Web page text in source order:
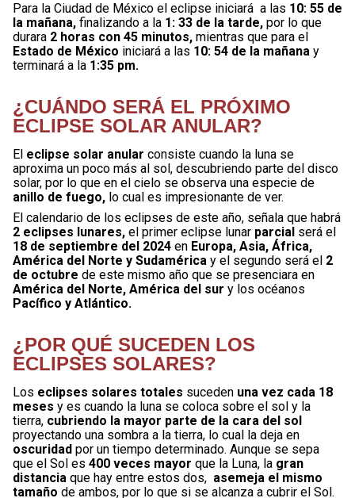
Para la Ciudad de México el eclipse iniciará a las 10: 55 de
la mañana, finalizando a la 1: 33 de la tarde, por lo que
durara 2 horas con 45 minutos, mientras que para el
Estado de México iniciará a las 10: 54 de la mañana y
terminará a la 1:35 pm.
¿CUÁNDO SERÁ EL PRÓXIMO
ECLIPSE SOLAR ANULAR?
El eclipse solar anular consiste cuando la luna se
aproxima un poco más al sol, descubriendo parte del disco
solar, por lo que en el cielo se observa una especie de
anillo de fuego, lo cual es impresionante de ver.
El calendario de los eclipses de este año, señala que habrá
2 eclipses lunares, el primer eclipse lunar parcial será el
18 de septiembre del 2024 en Europa, Asia, África,
América del Norte y Sudamérica y el segundo será el 2
de octubre de este mismo año que se presenciara en
América del Norte, América del sur y los océanos
Pacífico y Atlántico.
¿POR QUÉ SUCEDEN LOS
ECLIPSES SOLARES?
Los eclipses solares totales suceden una vez cada 18
meses y es cuando la luna se coloca sobre el sol y la
tierra, cubriendo la mayor parte de la cara del sol
proyectando una sombra a la tierra, lo cual la deja en
oscuridad por un tiempo determinado. Aunque se sepa
que el Sol es 400 veces mayor que la Luna, la gran
distancia que hay entre estos dos, asemeja el mismo
tamaño de ambos, por lo que si se alcanza a cubrir el Sol.